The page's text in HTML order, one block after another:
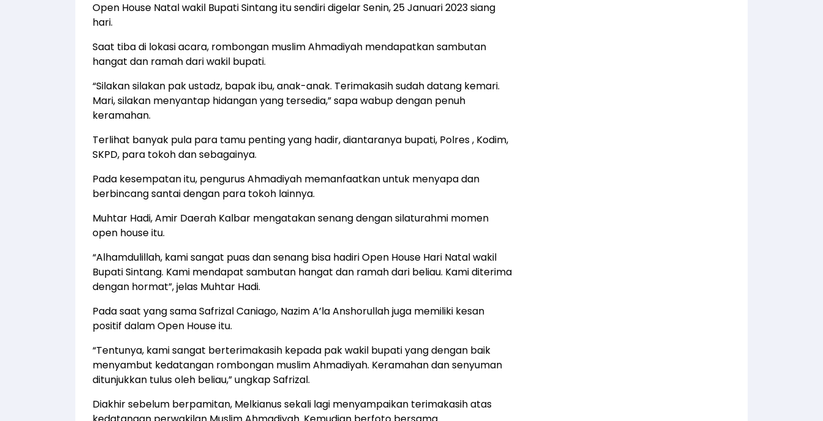
Open House Natal wakil Bupati Sintang itu sendiri digelar Senin, 25 Januari 2023 siang
hari.
Saat tiba di lokasi acara, rombongan muslim Ahmadiyah mendapatkan sambutan
hangat dan ramah dari wakil bupati.
“Silakan silakan pak ustadz, bapak ibu, anak-anak. Terimakasih sudah datang kemari.
Mari, silakan menyantap hidangan yang tersedia,” sapa wabup dengan penuh
keramahan.
Terlihat banyak pula para tamu penting yang hadir, diantaranya bupati, Polres , Kodim,
SKPD, para tokoh dan sebagainya.
Pada kesempatan itu, pengurus Ahmadiyah memanfaatkan untuk menyapa dan
berbincang santai dengan para tokoh lainnya.
Muhtar Hadi, Amir Daerah Kalbar mengatakan senang dengan silaturahmi momen
open house itu.
“Alhamdulillah, kami sangat puas dan senang bisa hadiri Open House Hari Natal wakil
Bupati Sintang. Kami mendapat sambutan hangat dan ramah dari beliau. Kami diterima
dengan hormat”, jelas Muhtar Hadi.
Pada saat yang sama Safrizal Caniago, Nazim A’la Anshorullah juga memiliki kesan
positif dalam Open House itu.
“Tentunya, kami sangat berterimakasih kepada pak wakil bupati yang dengan baik
menyambut kedatangan rombongan muslim Ahmadiyah. Keramahan dan senyuman
ditunjukkan tulus oleh beliau,” ungkap Safrizal.
Diakhir sebelum berpamitan, Melkianus sekali lagi menyampaikan terimakasih atas